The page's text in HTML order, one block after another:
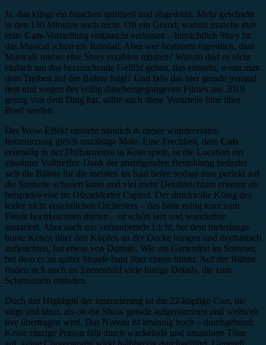
Ja, das klingt ein bisschen spirituell und abgedreht. Mehr geschieht
in den 130 Minuten auch nicht. Oft ein Grund, warum manche ihre
erste Cats-Vorstellung enttäuscht verlassen – hinsichtlich Story ist
das Musical schon ein Reinfall. Aber wer bestimmt eigentlich, dass
Musicals immer eine Story erzählen müssen? Warum darf es nicht
einfach um das berauschende Gefühl gehen, das entsteht, wenn man
dem Treiben auf der Bühne folgt? Und falls das hier gerade jemand
liest und wegen des völlig danebengegangenen Filmes aus 2019
genug von dem Ding hat, sollte auch diese Vorurteile bitte über
Bord werfen.
Der Wow-Effekt entsteht nämlich in dieser wundervollen
Inszenierung gleich unzählige Male. Eine Frechheit, dass Cats
erstmalig in der Philharmonie in Köln spielt, ist die Location ein
absoluter Volltreffer. Dank der ansteigenden Bestuhlung befindet
sich die Bühne für die meisten im Saal tiefer, sodass man perfekt auf
die Szenerie schauen kann und viel mehr Detailreichtum erkennt als
beispielsweise im Düsseldorfer Capitol. Der druckvolle Klang des
leider nicht ersichtlichen Orchesters – das hätte ruhig kurz zum
Finale hochkommen dürfen – ist schön laut und wunderbar
austariert. Aber auch das verzaubernde Licht, bei dem meterlange
bunte Ketten über den Köpfen an der Decke hängen und rhythmisch
aufleuchten, hat etwas von Damals. Wie ein Gartenfest im Sommer,
bei dem es zu später Stunde bunt über einem blinkt. Auf der Bühne
finden sich auch im Szenenbild viele lustige Details, die zum
Schmunzeln einladen.
Doch das Highlight der Inszenierung ist die 22-köpfige Cast, die
singt und tanzt, als ob die Show gerade aufgenommen und weltweit
live übertragen wird. Das Niveau ist irrsinnig hoch – durchgehend.
Keine einzige Person fällt durch wackelnde und unsaubere Töne